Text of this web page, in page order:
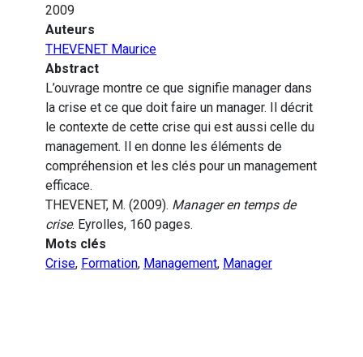
2009
Auteurs
THEVENET Maurice
Abstract
L’ouvrage montre ce que signifie manager dans
la crise et ce que doit faire un manager. Il décrit
le contexte de cette crise qui est aussi celle du
management. Il en donne les éléments de
compréhension et les clés pour un management
efficace.
THEVENET, M. (2009). Manager en temps de
crise. Eyrolles, 160 pages.
Mots clés
Crise, Formation, Management, Manager